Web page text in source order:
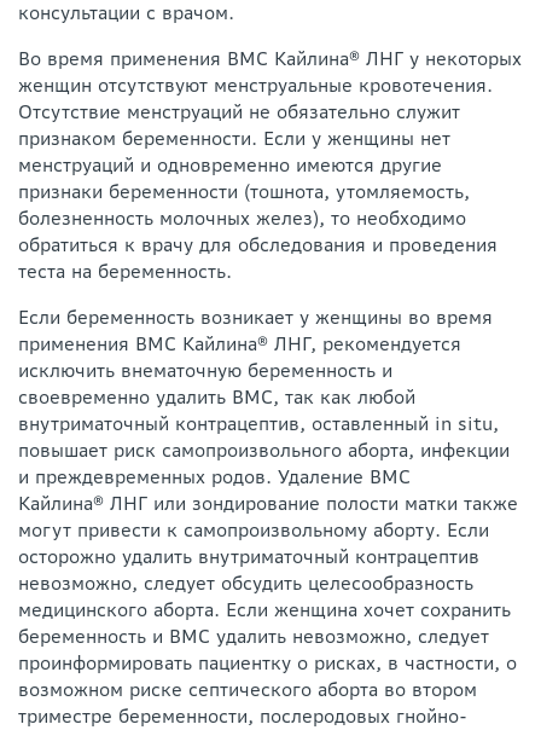
консультации с врачом.
Во время применения ВМС Кайлина® ЛНГ у некоторых
женщин отсутствуют менструальные кровотечения.
Отсутствие менструаций не обязательно служит
признаком беременности. Если у женщины нет
менструаций и одновременно имеются другие
признаки беременности (тошнота, утомляемость,
болезненность молочных желез), то необходимо
обратиться к врачу для обследования и проведения
теста на беременность.
Если беременность возникает у женщины во время
применения ВМС Кайлина® ЛНГ, рекомендуется
исключить внематочную беременность и
своевременно удалить ВМС, так как любой
внутриматочный контрацептив, оставленный in situ,
повышает риск самопроизвольного аборта, инфекции
и преждевременных родов. Удаление ВМС
Кайлина® ЛНГ или зондирование полости матки также
могут привести к самопроизвольному аборту. Если
осторожно удалить внутриматочный контрацептив
невозможно, следует обсудить целесообразность
медицинского аборта. Если женщина хочет сохранить
беременность и ВМС удалить невозможно, следует
проинформировать пациентку о рисках, в частности, о
возможном риске септического аборта во втором
триместре беременности, послеродовых гнойно-